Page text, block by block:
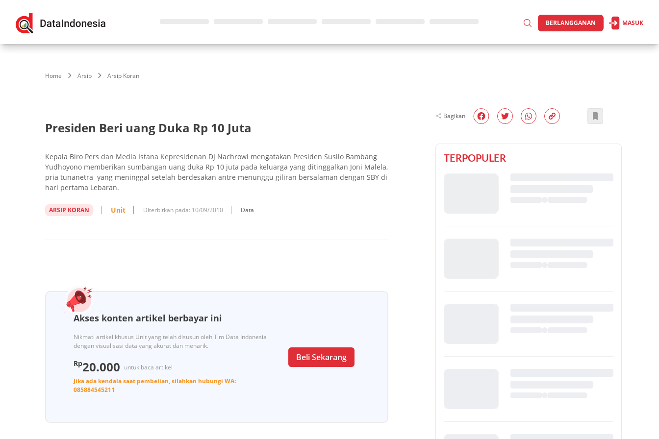
BERLANGGANAN MASUK
Home Arsip Arsip Koran
Presiden Beri uang Duka Rp 10 Juta
Kepala Biro Pers dan Media Istana Kepresidenan DJ Nachrowi mengatakan Presiden Susilo Bambang
Yudhoyono memberikan sumbangan uang duka Rp 10 juta pada keluarga yang ditinggalkan Joni Malela,
pria tunanetra yang meninggal setelah berdesakan antre menunggu giliran bersalaman dengan SBY di
hari pertama Lebaran.
ARSIP KORAN Unit Diterbitkan pada: 10/09/2010 Data
Akses konten artikel berbayar ini
Nikmati artikel khusus Unit yang telah disusun oleh Tim Data Indonesia
dengan visualisasi data yang akurat dan menarik.
Rp20.000 untuk baca artikel
Jika ada kendala saat pembelian, silahkan hubungi WA:
085884545211
Beli Sekarang
Bagikan
TERPOPULER